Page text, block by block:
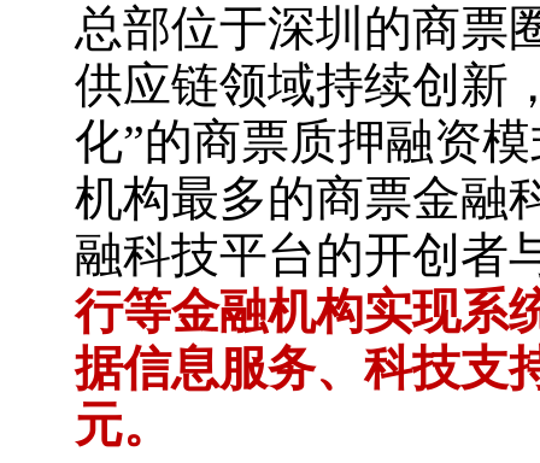
总部位于深圳的商票
供应链领域持续创新
化”的商票质押融资
机构最多的商票金融
融科技平台的开创者
行等金融机构实现系
据信息服务、科技支
元。